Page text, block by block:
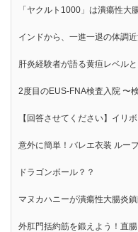
「ヤクルト1000」は潰瘍性大
インドから、一進一退の体調
肝炎経験者が語る黄疸レベル
2度目のEUS-FNA検査入院 〜
【回答させてください】イリ
意外に簡単！バレエ衣装 ルー
ドラゴンボール？？
マヌカハニーが潰瘍性大腸炎
外肛門括約筋を鍛えよう！直